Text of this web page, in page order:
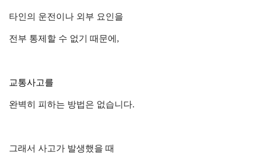
타인의 운전이나 외부 요인을
전부 통제 할 수 없기 때문에,
교통사고를
완벽히 피하는 방법은 없습니다.
그래서 사고가 발생했을 때